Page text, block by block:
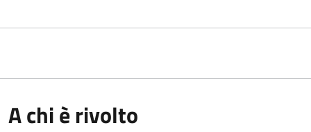
A chi è rivolto